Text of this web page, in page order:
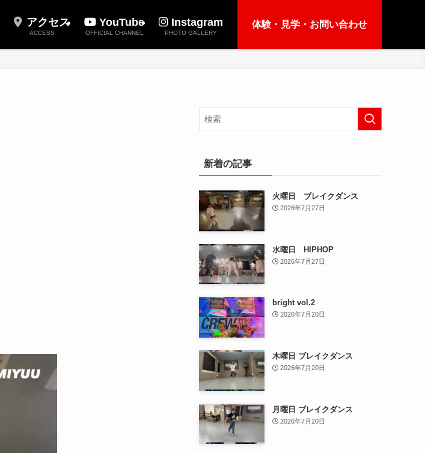
アクセス
ACCESS
YouTube
OFFICIAL CHANNEL
Instagram
PHOTO GALLERY
体験・見学・お問い合わせ
新着の記事
火曜日 ブレイクダンス
2026年7月27日
水曜日 HIPHOP
2026年7月27日
bright vol.2
2026年7月20日
木曜日 ブレイクダンス
2026年7月20日
月曜日 ブレイクダンス
2026年7月20日